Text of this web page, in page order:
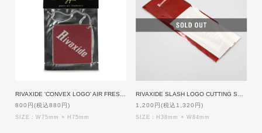
800円(税込880円)
SIZE：W75mm × H75mm
1,200円(税込1,320円)
SIZE：H38mm × W84mm